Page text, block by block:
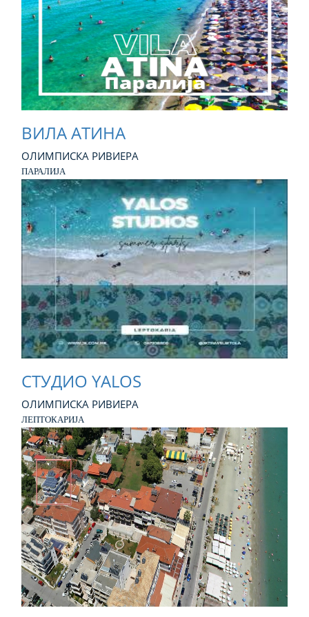
ВИЛА АТИНА
ОЛИМПИСКА РИВИЕРА
ПАРАЛИЈА
СТУДИО YALOS
ОЛИМПИСКА РИВИЕРА
ЛЕПТОКАРИЈА